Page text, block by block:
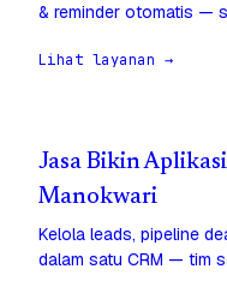
& reminder otomatis —
Lihat layanan →
Jasa Bikin
Manokwari
Kelola leads, pipeline
dalam satu CRM — tim